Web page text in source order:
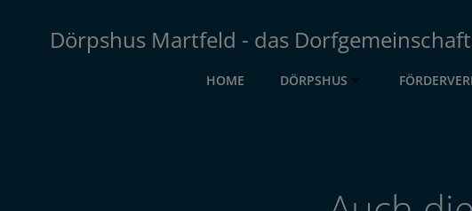
springenDörpshus Martfeld - das
HOME DÖRPSHUS